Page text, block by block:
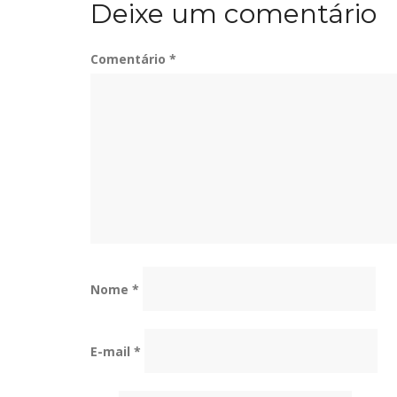
Post
Deixe um comentário
Comentário *
Nome *
E-mail *